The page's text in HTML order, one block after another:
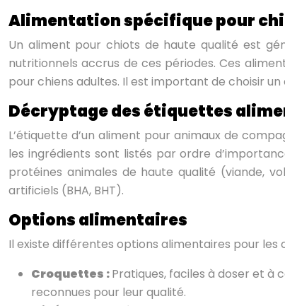
Alimentation spécifique pour
Un aliment pour chiots de haute qualité est
nutritionnels accrus de ces périodes. Ces
pour chiens adultes. Il est important de choisir
Décryptage des étiquettes
L’étiquette d’un aliment pour animaux de
les ingrédients sont listés par ordre
protéines animales de haute qualité (viande,
artificiels (BHA, BHT).
Options alimentaires
Il existe différentes options alimentaires pour
Croquettes :Pratiques, faciles à doser et à
reconnues pour leur qualité.